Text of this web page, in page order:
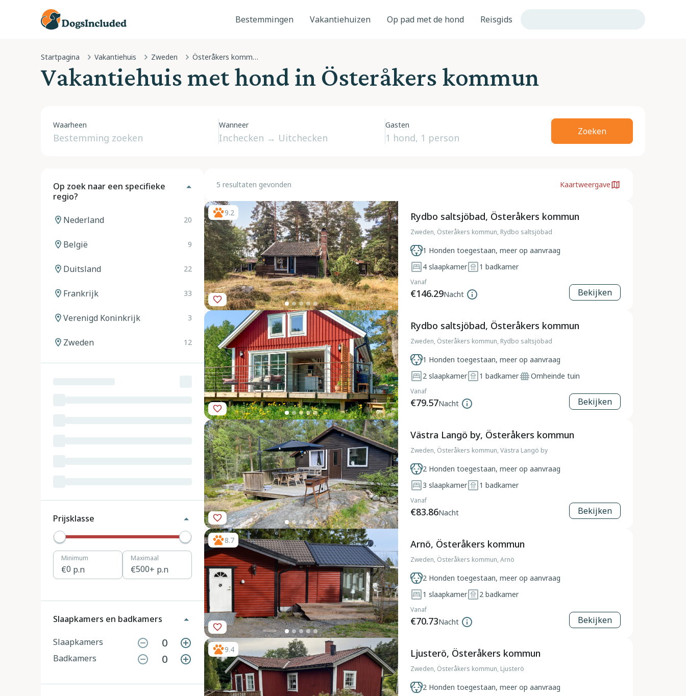
Bestemmingen Vakantiehuizen Op pad met de hond Reisgids
Startpagina Vakantiehuis Zweden Österåkers kommun
Vakantiehuis met hond in Österåkers kommun
Waarheen Wanneer Gasten
Zoeken
Op zoek naar een specifieke
regio?
Nederland 20
België 9
Duitsland 22
Frankrijk 33
Verenigd Koninkrijk 3
Zweden 12
Noorwegen 12
Tsjechië
Denemarken 12
Hongarije
Slovenië 2
Zwitserland 10
Prijsklasse
0 p.n
Minimum
500+ p.n
Maximaal
Slaapkamers en badkamers
Slaapkamers 0
Badkamers 0
5 resultaten gevonden Kaartweergave
9.2 Rydbo saltsjöbad, Österåkers kommun
Zweden, Österåkers kommun, Rydbo saltsjöbad
1 Honden toegestaan, meer op aanvraag
4 slaapkamer 1 badkamer
Vanaf
€146.29Nacht Bekijken
Rydbo saltsjöbad, Österåkers kommun
Zweden, Österåkers kommun, Rydbo saltsjöbad
1 Honden toegestaan, meer op aanvraag
2 slaapkamer 1 badkamer Omheinde tuin
Vanaf
€79.57Nacht Bekijken
Västra Langö by, Österåkers kommun
Zweden, Österåkers kommun, Västra Langö by
2 Honden toegestaan, meer op aanvraag
3 slaapkamer 1 badkamer
Vanaf
€83.86Nacht Bekijken
8.7 Arnö, Österåkers kommun
Zweden, Österåkers kommun, Arnö
2 Honden toegestaan, meer op aanvraag
1 slaapkamer 2 badkamer
Vanaf
€70.73Nacht Bekijken
9.4 Ljusterö, Österåkers kommun
Zweden, Österåkers kommun, Ljusterö
2 Honden toegestaan, meer op aanvraag